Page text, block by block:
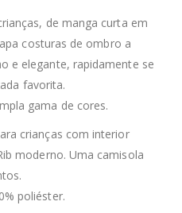
de manga curta em
costuras de ombro a
e elegante, rapidamente se
favorita.
gama de cores.
crianças com interior
moderno. Uma camisola
poliéster.